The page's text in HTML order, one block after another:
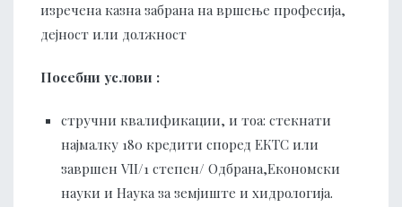
изречена казна забрана на вршење професија,
дејност или должност
Посебни услови :
стручни квалификации, и тоа: стекнати
најмалку 180 кредити според ЕКТС или
завршен VII/1 степен/ Одбрана,Економски
науки и Наука за земјиште и хидрологија.